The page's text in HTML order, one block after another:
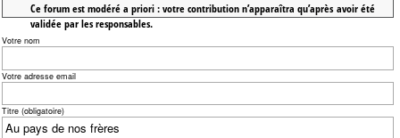
Ce forum est modéré a priori : votre contribution n’apparaîtra qu’après avoir été
validée par les responsables.
Votre nom
Votre adresse email
Titre (obligatoire)